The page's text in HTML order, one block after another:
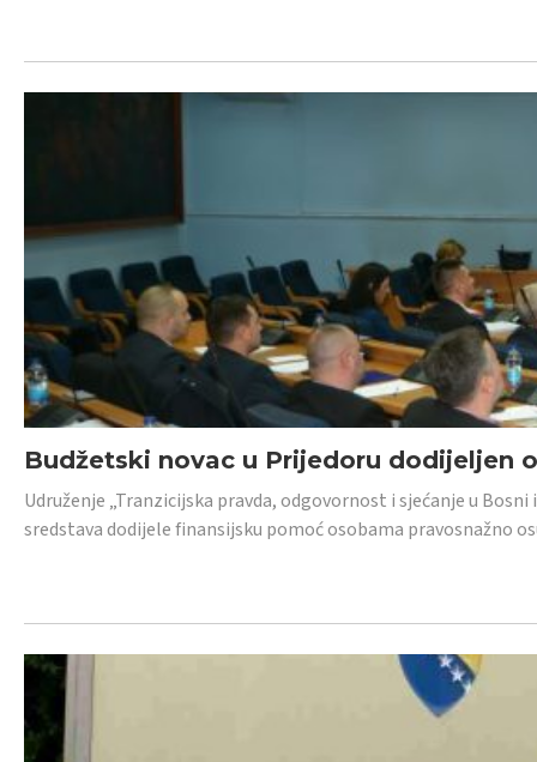
Budžetski novac u Prijedoru dodijeljen
Udruženje „Tranzicijska pravda, odgovornost i sjećanje u
sredstava dodijele finansijsku pomoć osobama pravosnažno